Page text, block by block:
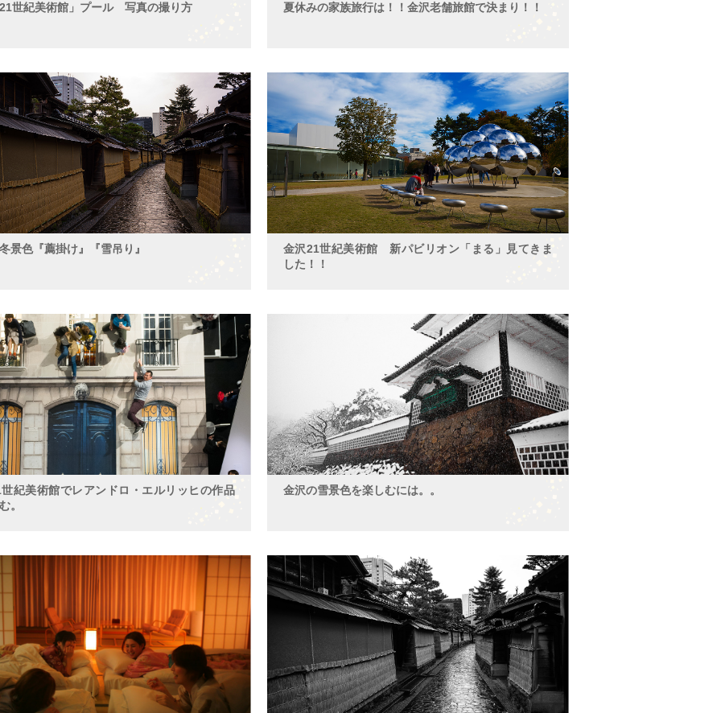
世紀美術館」プール 写真の撮り方 夏休みの家族旅行は！！金沢老舗旅館で決まり！！
景色『薦掛け』『雪吊り』
金沢21世紀美術館 新パビリオン「まる」見てきま
した！！
紀美術館でレアンドロ・エルリッヒの作品
。
金沢の雪景色を楽しむには。。